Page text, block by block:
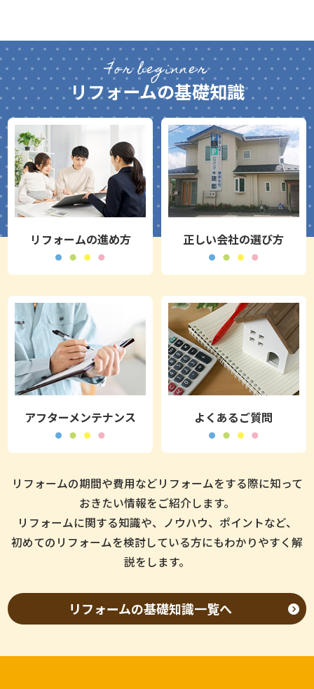
す。 内装リフォームの相場 ク
ロス張り替えの相場は6畳あた
り4万円～8万円程度です。 フ
ローリング張り替えの相場は10
万円～30万円程度です。 間取
り変更の相場は50万円～300万
円程度です。 内装リフォームは
住み心地を向上させるだけでな
く、住宅の資産価値向上にもつ
ながります。 住宅ローンでリフ
ォーム費用を借りる方法と利用
条件 住宅ローンを活用すること
減できます。 住宅ローンの借り
換え時にリフォーム費用をまと
み込む方法もあります。 金融機
関によって条件は異なります
が、多くの場合は工事見積書や
工事契約書の提出が必要です。
住宅ローンの金利は一般的なリ
フォームローンより低い傾向が
あります。 現在の住宅ローン金
るため、大規模なリフォームを
検討する場合は有効な選択肢と
進めることが大切です。 リフォ
ームローンと住宅ローンの違い
を比較 リフォーム費用を借りる
ームローンがあります。 それぞ
れにメリットとデメリットがあ
ト・デメリット 住宅ローンの最
大のメリットは金利の低さで
す。 借入額が大きい場合でも毎
きく削減できます。補助金には
申請期限があります。工事前の
相談が重要です。 ―――――――――― 【リフォ
ーム甲府市の費用相場は？キッ
チン・浴室・外壁の価格目安】
一戸建てのリフォーム費用の相
場で最も問い合わせが多い工事
は水回りです。キッチンリフォ
ームの費用相場は80万円〜150
万円です。ユニットバス交換は
90万円〜160万円が目安です。
トイレ交換は15万円〜40万円
ォーム費用の相場は30坪で90
万円〜130万円です。屋根塗装
約20万円を節約できます。 全
面改修のリフォーム費用の相場
は800万円〜1,500万円です。
間取り変更や断熱工事を含める
と1,200万円以上になるケース
があります。築30年の一戸建て
住宅を性能向上リノベーション
施工しました。 ―――――――――― 【断熱・耐
震・省エネが人気｜甲府市で増
える際は、性能向上リフォーム
が人気です。甲府市は夏の暑さ
と冬の寒さの差が大きい地域で
す。断熱性能が低い住宅では、
冷暖房費が年間15万円以上にな
るケースがあります。 断熱リフ
ォームの費用相場は150万円〜
5万円〜10万円です。断熱工事
後は、光熱費が年間3万円〜5万
円削減された事例があります。
ためには補助金の活用が重要で
す。甲府市では省エネリフォー
ムや耐震改修に対する補助制度
があります。断熱窓の設置では
最大200万円規模の補助が受け
られるケースがあります。給湯
器交換でも10万円以上の補助が
出る場合があります。 リフォー
ム費用とローンのバランスを取
るために、補助金を先に確定さ
せることが大切です。リフォー
ムプラスの実体験では、内窓と
約70万円の補助を受けた事例が
あります。補助金を活用した結
果、ローン借入額を減らすこと
期と条件が厳しいため、事前相
談が必要です。 ―――――――――― 【リフォー
ム甲府市の費用相場は？水回
り・外壁・全面改修の目安】 リ
フォーム費用とローンを検討す
る際は、まず費用相場の把握が
必要です。キッチンのリフォー
す。ユニットバスは90万円〜
160万円です。トイレは15万
円です。屋根塗装は40万円〜80
800万円〜1,500万円が相場で
す。 リフォーム費用とローンを
組み合わせる場合、1,000万円
2万円〜3万円になるケースがあ
て金額は変動します。リフォー
ムプラスでは複数の金融機関と
連携し、最適なローンを提案し
重要｜甲府市の気候に合った性
利用すると費用負担を軽減でき
ます。断熱窓の設置では最大
200万円規模の補助が出るケー
スがあります。給湯器交換でも
10万円以上の補助が受けられる
場合があります。 リフォームプ
ラスの実体験では、内窓設置と
エコキュート交換を同時に行
い、約80万円の補助金を活用し
た事例があります。補助金を使
うことでリフォーム費用の総額
が20％以上削減できました。補
す。工事前の申請が必須となる
制度が多いため注意が必要で
す。 ―――――――――― 【リフォームの費用相
の目安】 戸建てのリフォーム費
用の相場は工事内容ごとに大き
く異なります。キッチンのリフ
ォーム費用は80万円〜150万円
が目安です。ユニットバス交換
は90万円〜160万円が相場で
す。トイレ交換は15万円〜40万
フォーム費用は30坪で90万
円〜130万円が目安です。屋根
場代を約20万円節約できます。
800万円〜1,500万円です。間
取り変更や断熱改修を含む場合
は1,200万円以上になるケース
性能向上リノベーションした事
た。 ―――――――――― 【断熱・耐震が重要｜
甲府の気候に合った性能向上リ
フォームとは】 戸建てのリフォ
も重要です。甲府市は夏は35度
For beginner
リフォームの基礎知識
リフォームの進め方 正しい会社の選び方
アフターメンテナンス よくあるご質問
リフォームの期間や費用などリフォームをする際に知って
おきたい情報をご紹介します。
リフォームに関する知識や、ノウハウ、ポイントなど、
初めてのリフォームを検討している方にもわかりやすく解
説をします。
リフォームの基礎知識一覧へ